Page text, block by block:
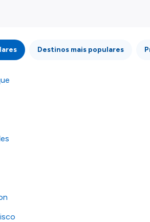
pela precisão da informação
isso verifique com atenção todas
no website do parceiro antes de
Para mais detalhes verifique
e Condições
Destinos mais populares